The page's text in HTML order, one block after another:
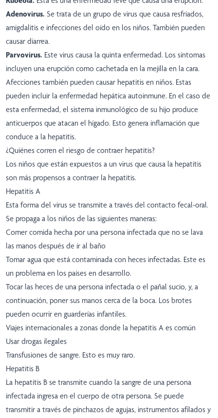
Adenovirus. Se trata de un grupo de virus que causa resfriados,
amigdalitis e infecciones del oído en los niños. También pueden
causar diarrea.
Parvovirus. Este virus causa la quinta enfermedad. Los síntomas
incluyen una erupción como cachetada en la mejilla en la cara.
Afecciones también pueden causar hepatitis en niños. Estas
pueden incluir la enfermedad hepática autoinmune. En el caso de
esta enfermedad, el sistema inmunológico de su hijo produce
anticuerpos que atacan el hígado. Esto genera inflamación que
conduce a la hepatitis.
¿Quiénes corren el riesgo de contraer hepatitis?
Los niños que están expuestos a un virus que causa la hepatitis
son más propensos a contraer la hepatitis.
Hepatitis A
Esta forma del virus se transmite a través del contacto fecal-oral.
Se propaga a los niños de las siguientes maneras:
Comer comida hecha por una persona infectada que no se lava
las manos después de ir al baño
Tomar agua que está contaminada con heces infectadas. Este es
un problema en los países en desarrollo.
Tocar las heces de una persona infectada o el pañal sucio, y, a
continuación, poner sus manos cerca de la boca. Los brotes
pueden ocurrir en guarderías infantiles.
Viajes internacionales a zonas donde la hepatitis A es común
Usar drogas ilegales
Transfusiones de sangre. Esto es muy raro.
Hepatitis B
La hepatitis B se transmite cuando la sangre de una persona
infectada ingresa en el cuerpo de otra persona. Se puede
transmitir a través de pinchazos de agujas, instrumentos afilados y